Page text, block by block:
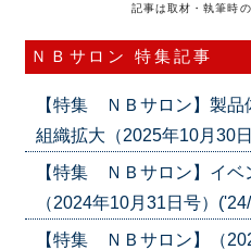
記事は取材・執筆時
ＮＢサロン 特集記事
【特集 ＮＢサロン】製品
組織拡大（2025年10月30
【特集 ＮＢサロン】イベ
（2024年10月31日号）
【特集 ＮＢサロン】（